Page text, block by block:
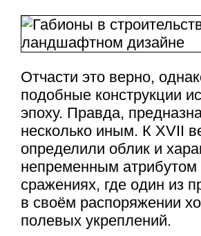
Отчасти это верно,
подобные конструкции
эпоху. Правда,
несколько иным. К XVII
определили облик и
непременным
сражениях, где один из
в своём распоряжении
полевых укреплений.